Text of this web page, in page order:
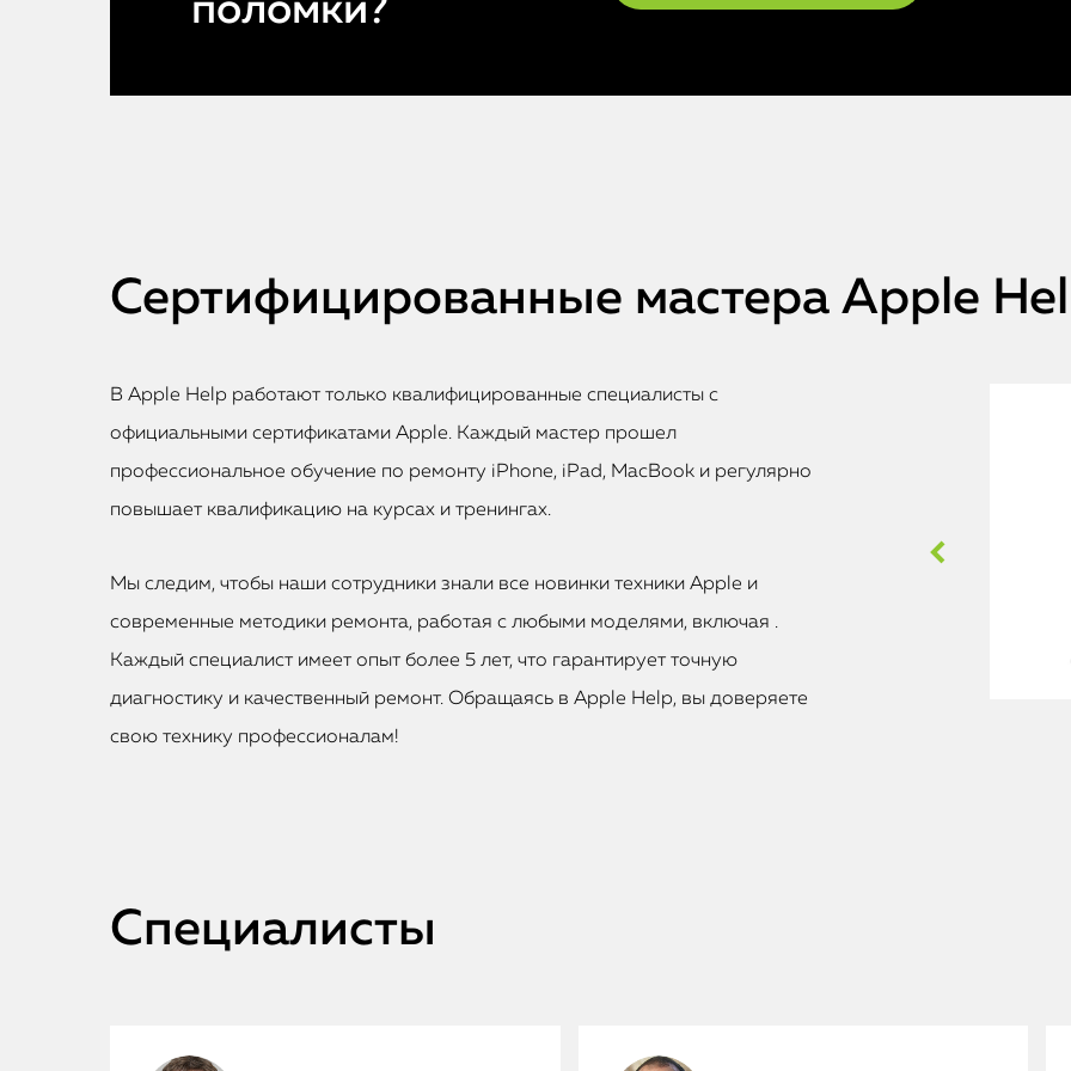
поломки?
Сертифицированные мастера Apple
В Apple Help работают только квалифицированные специалисты с
официальными сертификатами Apple. Каждый мастер прошел
профессиональное обучение по ремонту iPhone, iPad, MacBook и регулярно
повышает квалификацию на курсах и тренингах.
Мы следим, чтобы наши сотрудники знали все новинки техники Apple и
современные методики ремонта, работая с любыми моделями, включая .
Каждый специалист имеет опыт более 5 лет, что гарантирует точную
диагностику и качественный ремонт. Обращаясь в Apple Help, вы доверяете
свою технику профессионалам!
Специалисты